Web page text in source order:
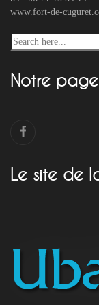
www.fort-de-
Notre
Le site de